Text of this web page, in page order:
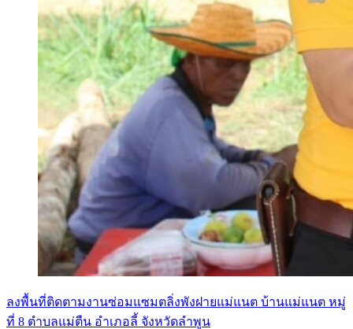
ลงพื้นที่ติดตามงานซ่อมแซมตลิ่งพังฝายแม่แนต บ้านแม่แนต หมู่
ที่ 8 ตำบลแม่ตืน อำเภอลี้ จังหวัดลำพูน